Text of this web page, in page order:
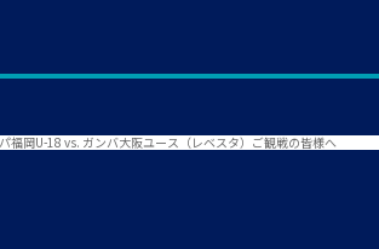
福岡U-18 vs. ガンバ大阪ユース（レベスタ）ご観戦の皆様へ